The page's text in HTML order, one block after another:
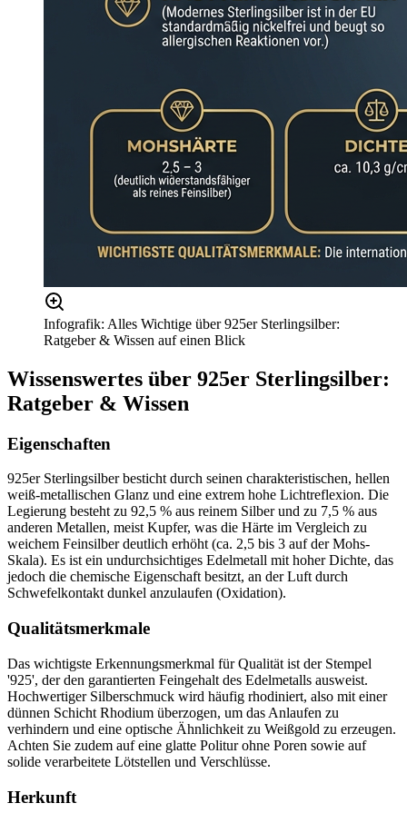
Infografik: Alles Wichtige über 925er Sterlingsilber:
Ratgeber & Wissen auf einen Blick
Wissenswertes über 925er Sterlingsilber:
Ratgeber & Wissen
Eigenschaften
925er Sterlingsilber besticht durch seinen charakteristischen, hellen
weiß-metallischen Glanz und eine extrem hohe Lichtreflexion. Die
Legierung besteht zu 92,5 % aus reinem Silber und zu 7,5 % aus
anderen Metallen, meist Kupfer, was die Härte im Vergleich zu
weichem Feinsilber deutlich erhöht (ca. 2,5 bis 3 auf der Mohs-
Skala). Es ist ein undurchsichtiges Edelmetall mit hoher Dichte, das
jedoch die chemische Eigenschaft besitzt, an der Luft durch
Schwefelkontakt dunkel anzulaufen (Oxidation).
Qualitätsmerkmale
Das wichtigste Erkennungsmerkmal für Qualität ist der Stempel
'925', der den garantierten Feingehalt des Edelmetalls ausweist.
Hochwertiger Silberschmuck wird häufig rhodiniert, also mit einer
dünnen Schicht Rhodium überzogen, um das Anlaufen zu
verhindern und eine optische Ähnlichkeit zu Weißgold zu erzeugen.
Achten Sie zudem auf eine glatte Politur ohne Poren sowie auf
solide verarbeitete Lötstellen und Verschlüsse.
Herkunft